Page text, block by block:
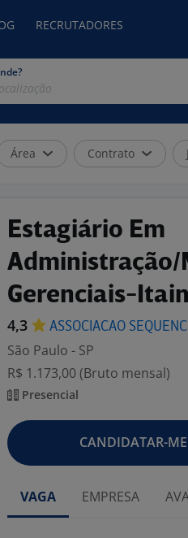
RECRUTADORES
Área Contrato
Estagiário Em
Administração/
Gerenciais-
4,3 ASSOCIACAO
São Paulo - SP
R$ 1.173,00 (Bruto mensal)
Presencial
CANDIDATAR-ME
VAGA EMPRESA